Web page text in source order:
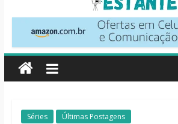
O Pistoleiro [Resenha
Na
Nossa
Estante
Críticas
Séries Últimas Postagens